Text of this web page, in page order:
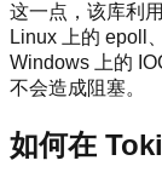
这一点，该库利
Linux 上的 epoll
Windows 上的
不会造成阻塞。
如何在